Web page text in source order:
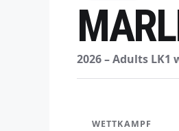
2026 – Adults LK1
WETTKAMPF